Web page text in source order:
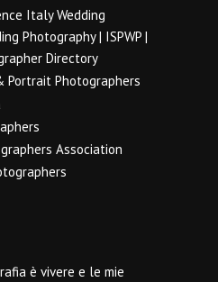
è vivere e le mie